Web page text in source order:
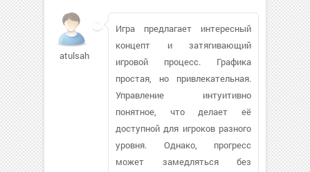
atulsahai
Игра предлагает интересный
концепт и затягивающий
игровой процесс. Графика
простая, но привлекательная.
Управление интуитивно
понятное, что делает её
доступной для игроков разного
уровня. Однако, прогресс
может замедляться без